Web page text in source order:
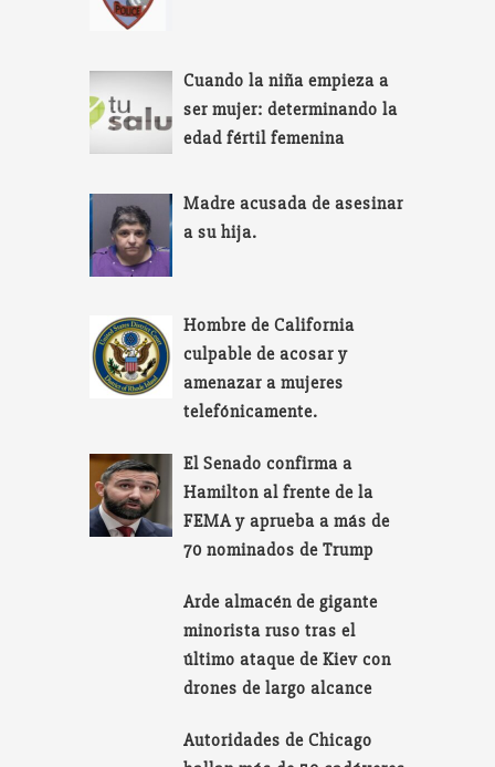
Cuando la niña empieza a
ser mujer: determinando la
edad fértil femenina
Madre acusada de asesinar
a su hija.
Hombre de California
culpable de acosar y
amenazar a mujeres
telefónicamente.
El Senado confirma a
Hamilton al frente de la
FEMA y aprueba a más de
70 nominados de Trump
Arde almacén de gigante
minorista ruso tras el
último ataque de Kiev con
drones de largo alcance
Autoridades de Chicago